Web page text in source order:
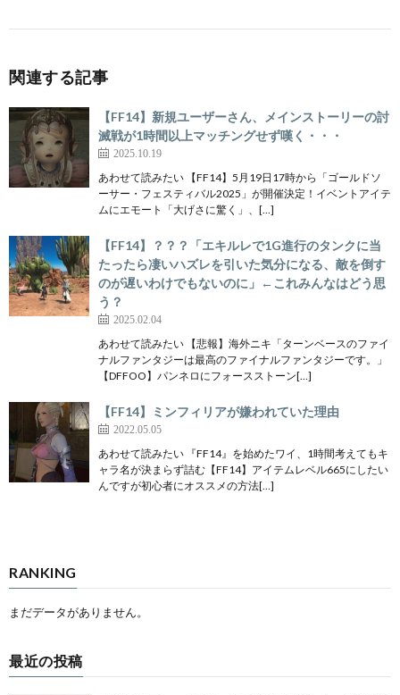
関連する記事
【FF14】新規ユーザーさん、メインストーリーの討
滅戦が1時間以上マッチングせず嘆く・・・
2025.10.19
あわせて読みたい 【FF14】5月19日17時から「ゴールドソ
ーサー・フェスティバル2025」が開催決定！イベントアイテ
ムにエモート「大げさに驚く」、[…]
【FF14】？？？「エキルレで1G進行のタンクに当
たったら凄いハズレを引いた気分になる、敵を倒す
のが遅いわけでもないのに」←これみんなはどう思
う？
2025.02.04
あわせて読みたい 【悲報】海外ニキ「ターンベースのファイ
ナルファンタジーは最高のファイナルファンタジーです。」
【DFFOO】パンネロにフォースストーン[…]
【FF14】ミンフィリアが嫌われていた理由
2022.05.05
あわせて読みたい 『FF14』を始めたワイ、1時間考えてもキ
ャラ名が決まらず詰む【FF14】アイテムレベル665にしたい
んですが初心者にオススメの方法[…]
RANKING
まだデータがありません。
最近の投稿